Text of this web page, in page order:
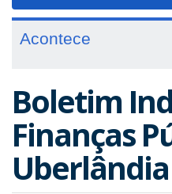
Acontece
Boletim
Finanças
Uberlândia